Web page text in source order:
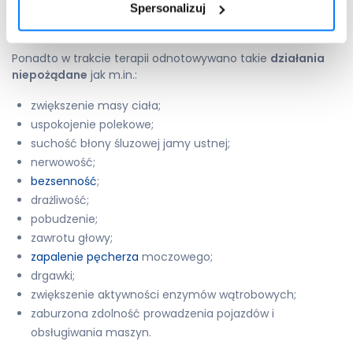
Spersonalizuj
zapalenie wątroby;
ciężkie reakcje skórne.
Ponadto w trakcie terapii odnotowywano takie działania
niepożądane jak m.in.:
zwiększenie masy ciała;
uspokojenie polekowe;
suchość błony śluzowej jamy ustnej;
nerwowość;
bezsenność;
drażliwość;
pobudzenie;
zawrotu głowy;
zapalenie pęcherza moczowego;
drgawki;
zwiększenie aktywności enzymów wątrobowych;
zaburzona zdolność prowadzenia pojazdów i
obsługiwania maszyn.